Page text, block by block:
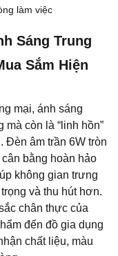
và thu hút hơn.
chân thực của
đến đồ gia dụng
chất liệu, màu
dễ chịu, giúp khách
nghiệm nhiều hơn.
không gây chói
luôn sáng rõ mà
Khi được kết
và mặt sàn sáng
tổng thể ánh sáng
tôn vinh vẻ đẹp tinh